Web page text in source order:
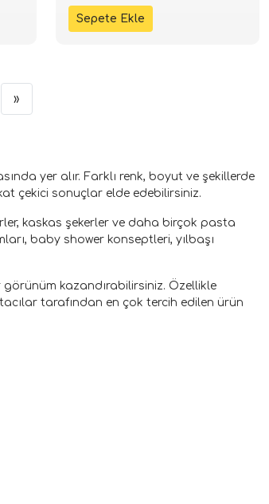
»
yer alır. Farklı renk, boyut ve şekillerde
çekici sonuçlar elde edebilirsiniz.
kaskas şekerler ve daha birçok pasta
baby shower konseptleri, yılbaşı
kazandırabilirsiniz. Özellikle
tarafından en çok tercih edilen ürün